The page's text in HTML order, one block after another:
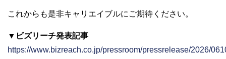
これからも是非キャリエイブルにご期待ください。
▼ビズリーチ発表記事
https://www.bizreach.co.jp/pressroom/pressrelease/2026/